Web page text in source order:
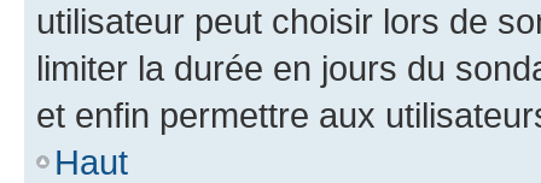
utilisateur peut choisir lors de
limiter la durée en jours du
et enfin permettre aux
Haut